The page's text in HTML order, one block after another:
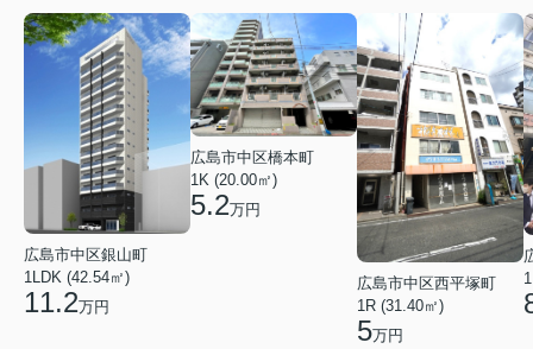
広島市中区銀山町
1LDK (42.54㎡)
11.2万円
広島市中区橋本町
1K (20.00㎡)
5.2万円
広島市中区西平塚町
1R (31.40㎡)
5万円